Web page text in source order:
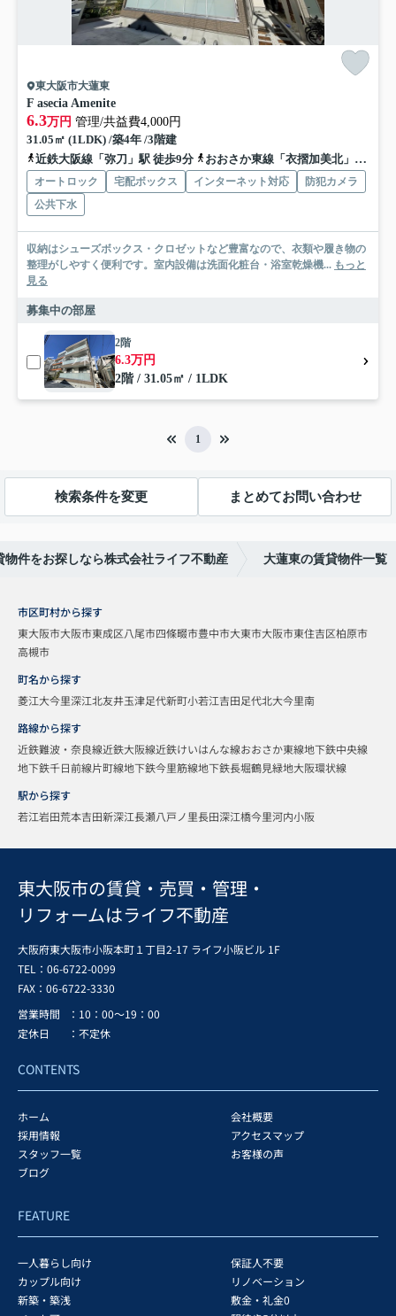
東大阪市大蓮東
F asecia Amenite
6.3万円 管理/共益費4,000円
31.05㎡ (1LDK) /築4年 /3階建
近鉄大阪線「弥刀」駅 徒歩9分
おおさか東線「衣摺加美北」駅 徒歩17分
オートロック 宅配ボックス インターネット対応
防犯カメラ
公共下水
収納はシューズボックス・クロゼットなど豊富なので、衣類や履き物の
整理がしやすく便利です。室内設備は洗面化粧台・浴室乾燥機... もっと
見る
募集中の部屋
2階
6.3万円
2階 / 31.05㎡ / 1LDK
1
検索条件を変更 まとめてお問い合わせ
物件をお探しなら株式会社ライフ不動産 大蓮東の賃貸物件一覧
市区町村から探す
東大阪市大阪市東成区八尾市四條畷市豊中市大東市大阪市東住吉区柏原市
高槻市
町名から探す
菱江大今里深江北友井玉津足代新町小若江吉田足代北大今里南
路線から探す
近鉄難波・奈良線近鉄大阪線近鉄けいはんな線おおさか東線地下鉄中央線
地下鉄千日前線片町線地下鉄今里筋線地下鉄長堀鶴見緑地大阪環状線
駅から探す
若江岩田荒本吉田新深江長瀬八戸ノ里長田深江橋今里河内小阪
東大阪市の賃貸・売買・管理・
リフォームはライフ不動産
大阪府東大阪市小阪本町１丁目2-17 ライフ小阪ビル 1F
TEL：06-6722-0099
FAX： 06-6722-3330
営業時間
：10：00～19：00
定休日
：不定休
CONTENTS
ホーム
会社概要
採用情報
アクセスマップ
スタッフ一覧
お客様の声
ブログ
FEATURE
一人暮らし向け
保証人不要
カップル向け
リノベーション
新築・築浅
敷金・礼金0